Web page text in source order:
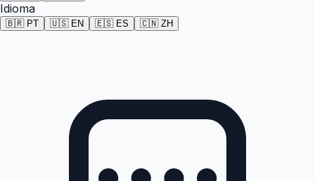
Idioma
🇧🇷 PT 🇺🇸 EN 🇪🇸 ES 🇨🇳 ZH